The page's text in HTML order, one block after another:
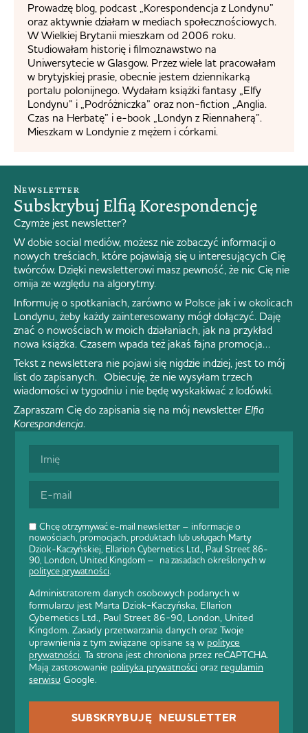
Prowadzę blog, podcast „Korespondencja z Londynu”
oraz aktywnie działam w mediach społecznościowych.
W Wielkiej Brytanii mieszkam od 2006 roku.
Studiowałam historię i filmoznawstwo na
Uniwersytecie w Glasgow. Przez wiele lat pracowałam
w brytyjskiej prasie, obecnie jestem dziennikarką
portalu polonijnego. Wydałam książki fantasy „Elfy
Londynu” i „Podróżniczka” oraz non-fiction „Anglia.
Czas na Herbatę” i e-book „Londyn z Riennaherą”.
Mieszkam w Londynie z mężem i córkami.
Chcę otrzymywać e-mail newsletter – informacje o
nowościach, promocjach, produktach lub usługach Marty
Dziok-Kaczyńskiej, Ellarion Cybernetics Ltd., Paul Street 86-
90, London, United Kingdom – na zasadach określonych w
polityce prywatności.
Administratorem danych osobowych podanych w
formularzu jest Marta Dziok-Kaczyńska, Ellarion
Cybernetics Ltd., Paul Street 86-90, London, United
Kingdom. Zasady przetwarzania danych oraz Twoje
uprawnienia z tym związane opisane są w polityce
prywatności. Ta strona jest chroniona przez reCAPTCHA.
Mają zastosowanie polityka prywatności oraz regulamin
serwisu Google.
SUBSKRYBUJĘ NEWSLETTER
Newsletter
Subskrybuj Elfią Korespondencję
Czymże jest newsletter?
W dobie social mediów, możesz nie zobaczyć informacji o
nowych treściach, które pojawiają się u interesujących Cię
twórców. Dzięki newsletterowi masz pewność, że nic Cię nie
omija ze względu na algorytmy.
Informuję o spotkaniach, zarówno w Polsce jak i w okolicach
Londynu, żeby każdy zainteresowany mógł dołączyć. Daję
znać o nowościach w moich działaniach, jak na przykład
nowa książka. Czasem wpada też jakaś fajna promocja…
Tekst z newslettera nie pojawi się nigdzie indziej, jest to mój
list do zapisanych. Obiecuję, że nie wysyłam trzech
wiadomości w tygodniu i nie będę wyskakiwać z lodówki.
Zapraszam Cię do zapisania się na mój newsletter Elfia
Korespondencja.